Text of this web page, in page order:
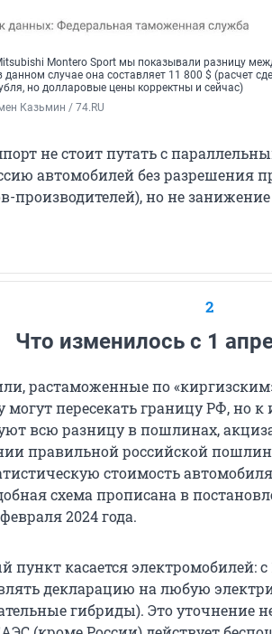
Montero Sport мы показывали разницу
случае она составляет 11 800 $ (расчет
но долларовые цены корректны и сейчас)
Казьмин / 74.RU
не стоит путать с
автомобилей без разрешения
производителей), но не
2
Что изменилось с 1
растаможенные по
пересекать границу РФ, но
всю разницу в пошлинах,
правильной российской
стоимость
схема прописана в
февраля 2024 года.
пункт касается электромобилей:
декларацию на любую
гибриды). Это уточнение